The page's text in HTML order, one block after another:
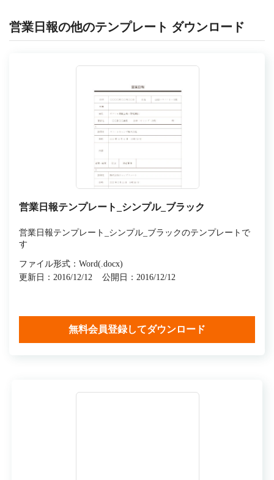
営業日報の他のテンプレート ダウンロード
営業日報テンプレート_シンプル_ブラック
営業日報テンプレート_シンプル_ブラックのテンプレートで
す
ファイル形式：Word(.docx)
更新日：2016/12/12
公開日：2016/12/12
無料会員登録してダウンロード